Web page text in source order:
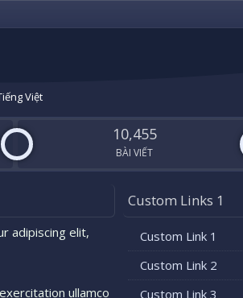
Việt
10,455
BÀI VIẾT
adipiscing elit,
ullamco
Custom Links 1
Custom Link 1
Custom Link 2
Custom Link 3